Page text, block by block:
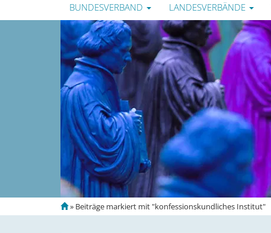
BUNDESVERBAND LANDESVERBÄNDE
S
t
» Beiträge markiert mit "konfessionskundliches Institut"